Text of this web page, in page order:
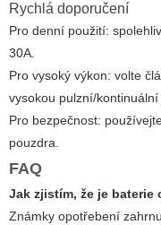
Rychlá doporučení
Pro denní použití:
30A.
Pro vysoký výkon: volte
vysokou pulzní/
Pro bezpečnost:
pouzdra.
FAQ
Jak zjistím, že je baterie
Známky opotřebení